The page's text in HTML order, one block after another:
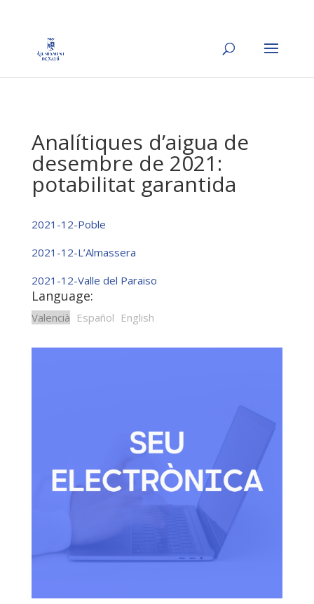
Analítiques d’aigua de
desembre de 2021:
potabilitat garantida
2021-12-Poble
2021-12-L’Almassera
2021-12-Valle del Paraiso
Language:
Valencià Español English